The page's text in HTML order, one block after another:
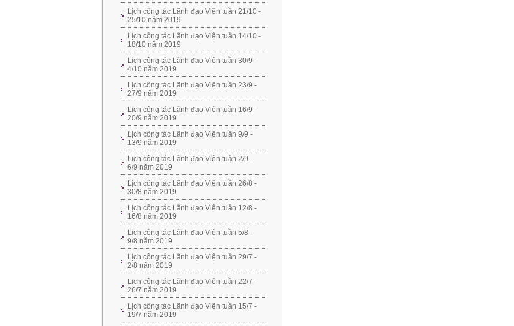
Lịch công tác Lãnh đạo Viện tuần 21/10 -
25/10 năm 2019
Lịch công tác Lãnh đạo Viện tuần 14/10 -
18/10 năm 2019
Lịch công tác Lãnh đạo Viện tuần 30/9 -
4/10 năm 2019
Lịch công tác Lãnh đạo Viện tuần 23/9 -
27/9 năm 2019
Lịch công tác Lãnh đạo Viện tuần 16/9 -
20/9 năm 2019
Lịch công tác Lãnh đạo Viện tuần 9/9 -
13/9 năm 2019
Lịch công tác Lãnh đạo Viện tuần 2/9 -
6/9 năm 2019
Lịch công tác Lãnh đạo Viện tuần 26/8 -
30/8 năm 2019
Lịch công tác Lãnh đạo Viện tuần 12/8 -
16/8 năm 2019
Lịch công tác Lãnh đạo Viện tuần 5/8 -
9/8 năm 2019
Lịch công tác Lãnh đạo Viện tuần 29/7 -
2/8 năm 2019
Lịch công tác Lãnh đạo Viện tuần 22/7 -
26/7 năm 2019
Lịch công tác Lãnh đạo Viện tuần 15/7 -
19/7 năm 2019